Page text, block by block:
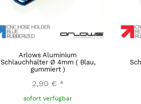
Arlows Aluminium
Schlauchhalter Ø 4mm ( Blau,
gummiert )
2,90 € *
sofort verfügbar